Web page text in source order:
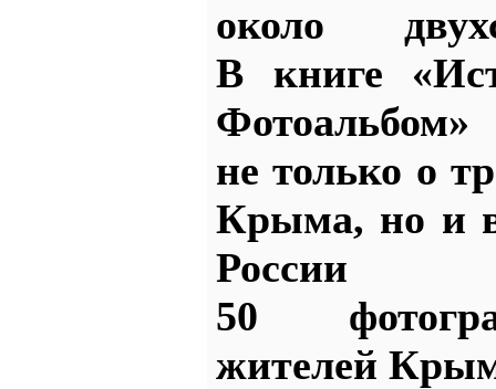
около
В книге
не только о
Крыма, но и
России
50
жителей